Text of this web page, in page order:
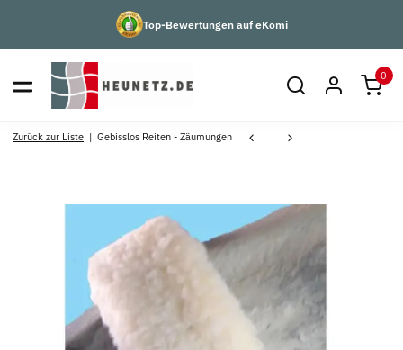
Top-Bewertungen auf eKomi
0
Zurück zur Liste Gebisslos Reiten - Zäumungen